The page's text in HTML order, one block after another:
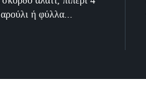
ή φύλλα...